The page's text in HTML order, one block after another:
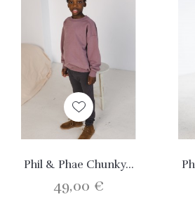
Phil & Phae Chunky...
49,00 €